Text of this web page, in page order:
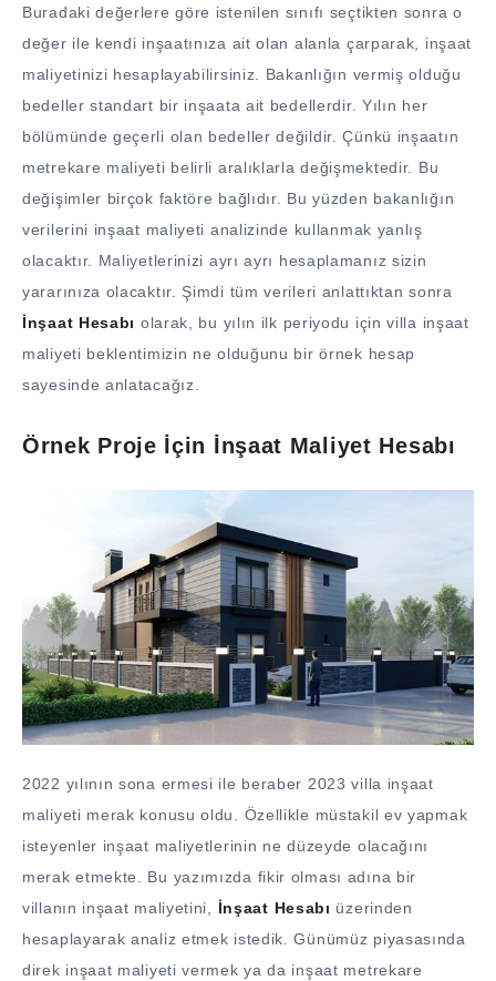
Buradaki değerlere göre istenilen sınıfı seçtikten sonra o
değer ile kendi inşaatınıza ait olan alanla çarparak, inşaat
maliyetinizi hesaplayabilirsiniz. Bakanlığın vermiş olduğu
bedeller standart bir inşaata ait bedellerdir. Yılın her
bölümünde geçerli olan bedeller değildir. Çünkü inşaatın
metrekare maliyeti belirli aralıklarla değişmektedir. Bu
değişimler birçok faktöre bağlıdır. Bu yüzden bakanlığın
verilerini inşaat maliyeti analizinde kullanmak yanlış
olacaktır. Maliyetlerinizi ayrı ayrı hesaplamanız sizin
yararınıza olacaktır. Şimdi tüm verileri anlattıktan sonra
İnşaat Hesabı olarak, bu yılın ilk periyodu için villa inşaat
maliyeti beklentimizin ne olduğunu bir örnek hesap
sayesinde anlatacağız.
Örnek Proje İçin İnşaat Maliyet Hesabı
2022 yılının sona ermesi ile beraber 2023 villa inşaat
maliyeti merak konusu oldu. Özellikle müstakil ev yapmak
isteyenler inşaat maliyetlerinin ne düzeyde olacağını
merak etmekte. Bu yazımızda fikir olması adına bir
villanın inşaat maliyetini, İnşaat Hesabı üzerinden
hesaplayarak analiz etmek istedik. Günümüz piyasasında
direk inşaat maliyeti vermek ya da inşaat metrekare